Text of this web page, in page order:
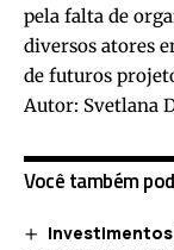
pela falta de
diversos atores
de futuros
Autor: Svetlana
Você também